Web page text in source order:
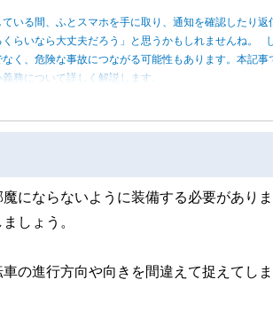
いる間、ふとスマホを手に取り、通知を確認したり
くらいなら大丈夫だろう」と思うかもしれませんね。
く、危険な事故につながる可能性もあります。本記
務について詳しく解説します。
にならないように装備する必要があり
しょう。
の進行方向や向きを間違えて捉えてし